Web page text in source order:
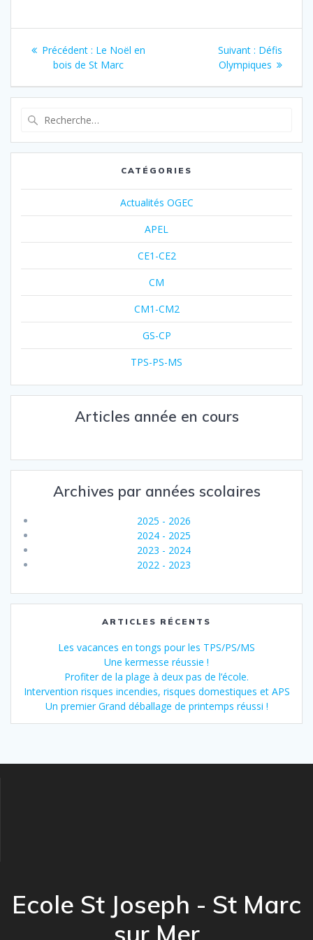
o
k
g
r
Précédent : Le Noël en
bois de St Marc
Suivant : Défis
Olympiques
CATÉGORIES
Actualités OGEC
APEL
CE1-CE2
CM
CM1-CM2
GS-CP
TPS-PS-MS
Articles année en cours
Archives par années scolaires
2025 - 2026
2024 - 2025
2023 - 2024
2022 - 2023
ARTICLES RÉCENTS
Les vacances en tongs pour les TPS/PS/MS
Une kermesse réussie !
Profiter de la plage à deux pas de l’école.
Intervention risques incendies, risques domestiques et APS
Un premier Grand déballage de printemps réussi !
Ecole St Joseph - St Marc
sur Mer